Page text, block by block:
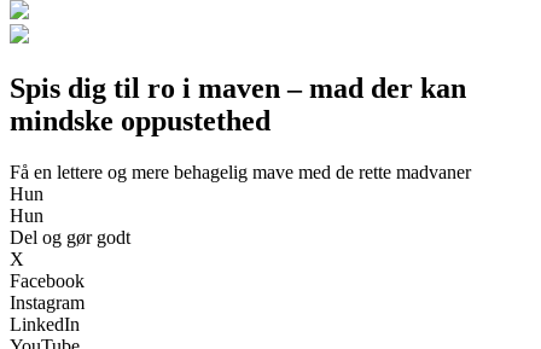
Spis dig til ro i maven – mad der kan
mindske oppustethed
Få en lettere og mere behagelig mave med de rette madvaner
Hun
Hun
Del og gør godt
X
Facebook
Instagram
LinkedIn